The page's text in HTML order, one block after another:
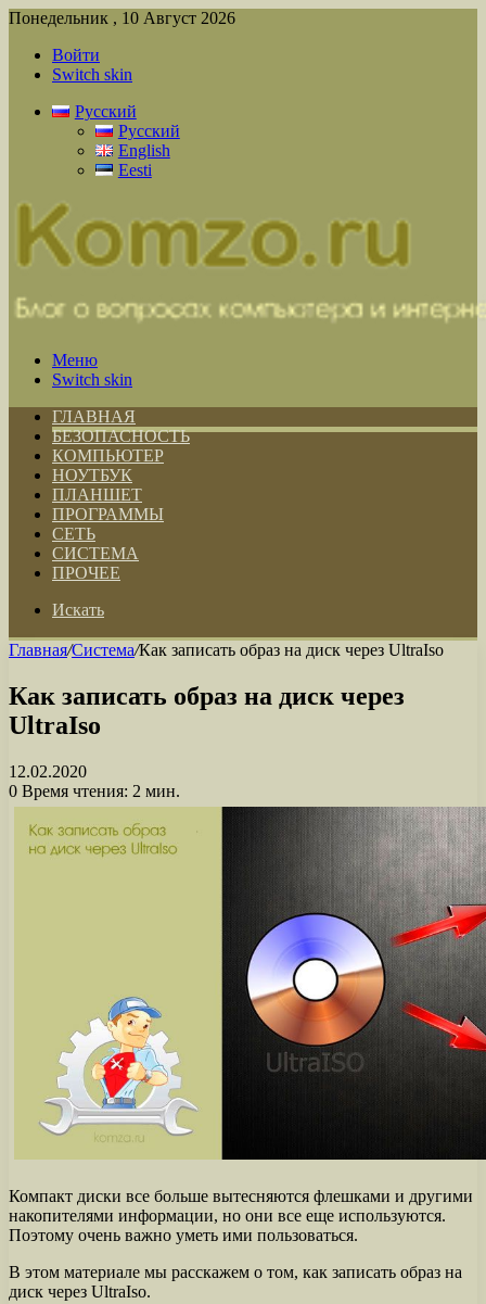
Понедельник , 10 Август 2026
Войти
Switch skin
Русский
Русский
English
Eesti
Меню
Switch skin
ГЛАВНАЯ
БЕЗОПАСНОСТЬ
КОМПЬЮТЕР
НОУТБУК
ПЛАНШЕТ
ПРОГРАММЫ
СЕТЬ
СИСТЕМА
ПРОЧЕЕ
Искать
Главная/Система/Как записать образ на диск через UltraIso
Как записать образ на диск через
UltraIso
12.02.2020
0 Время чтения: 2 мин.
Компакт диски все больше вытесняются флешками и другими
накопителями информации, но они все еще используются.
Поэтому очень важно уметь ими пользоваться.
В этом материале мы расскажем о том, как записать образ на
диск через UltraIso.